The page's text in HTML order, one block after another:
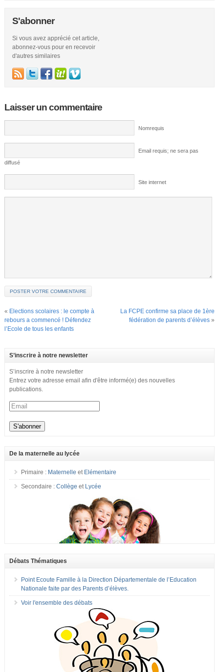
S'abonner
Si vous avez apprécié cet article,
abonnez-vous pour en recevoir
d'autres similaires
Laisser un commentaire
Nomrequis
Email requis; ne sera pas
diffusé
Site internet
« Elections scolaires : le compte à
rebours a commencé ! Défendez
l’Ecole de tous les enfants
La FCPE confirme sa place de 1ère
fédération de parents d’élèves »
S’inscrire à notre newsletter
S’inscrire à notre newsletter
Entrez votre adresse email afin d'être informé(e) des nouvelles
publications.
De la maternelle au lycée
Primaire : Maternelle et Elémentaire
Secondaire : Collège et Lycée
Débats Thématiques
Point Ecoute Famille à la Direction Départementale de l’Education
Nationale faite par des Parents d’élèves.
Voir l'ensemble des débats